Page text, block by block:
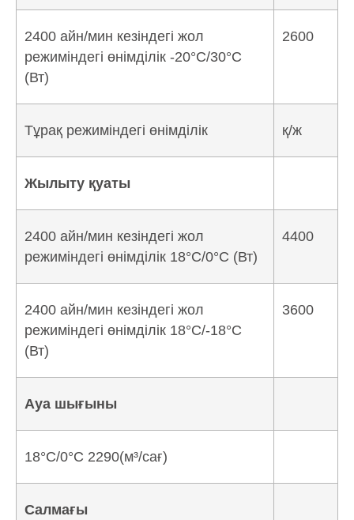
2400 айн/мин кезіндегі жол
режиміндегі өнімділік -20°C/30°C
(Вт)
2600
Тұрақ режиміндегі өнімділік қ/ж
Жылыту қуаты
2400 айн/мин кезіндегі жол
режиміндегі өнімділік 18°C/0°C (Вт)
4400
2400 айн/мин кезіндегі жол
режиміндегі өнімділік 18°C/-18°C
(Вт)
3600
Ауа шығыны
18°C/0°C 2290(м³/сағ)
Салмағы